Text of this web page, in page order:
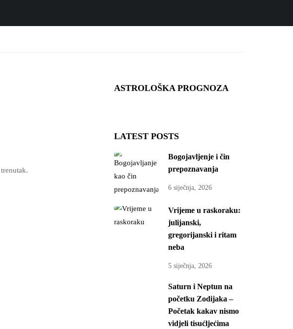
ASTROLOŠKA PROGNOZA
LATEST POSTS
Bogojavljenje i čin
prepoznavanja
6 siječnja, 2026
Vrijeme u raskoraku:
julijanski,
gregorijanski i ritam
neba
5 siječnja, 2026
Saturn i Neptun na
početku Zodijaka –
Početak kakav nismo
vidjeli tisućljećima